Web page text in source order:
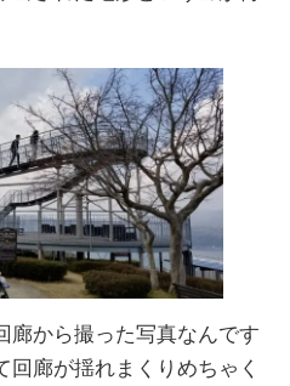
廊から撮った写真なんです
廊が揺れまくりめちゃく